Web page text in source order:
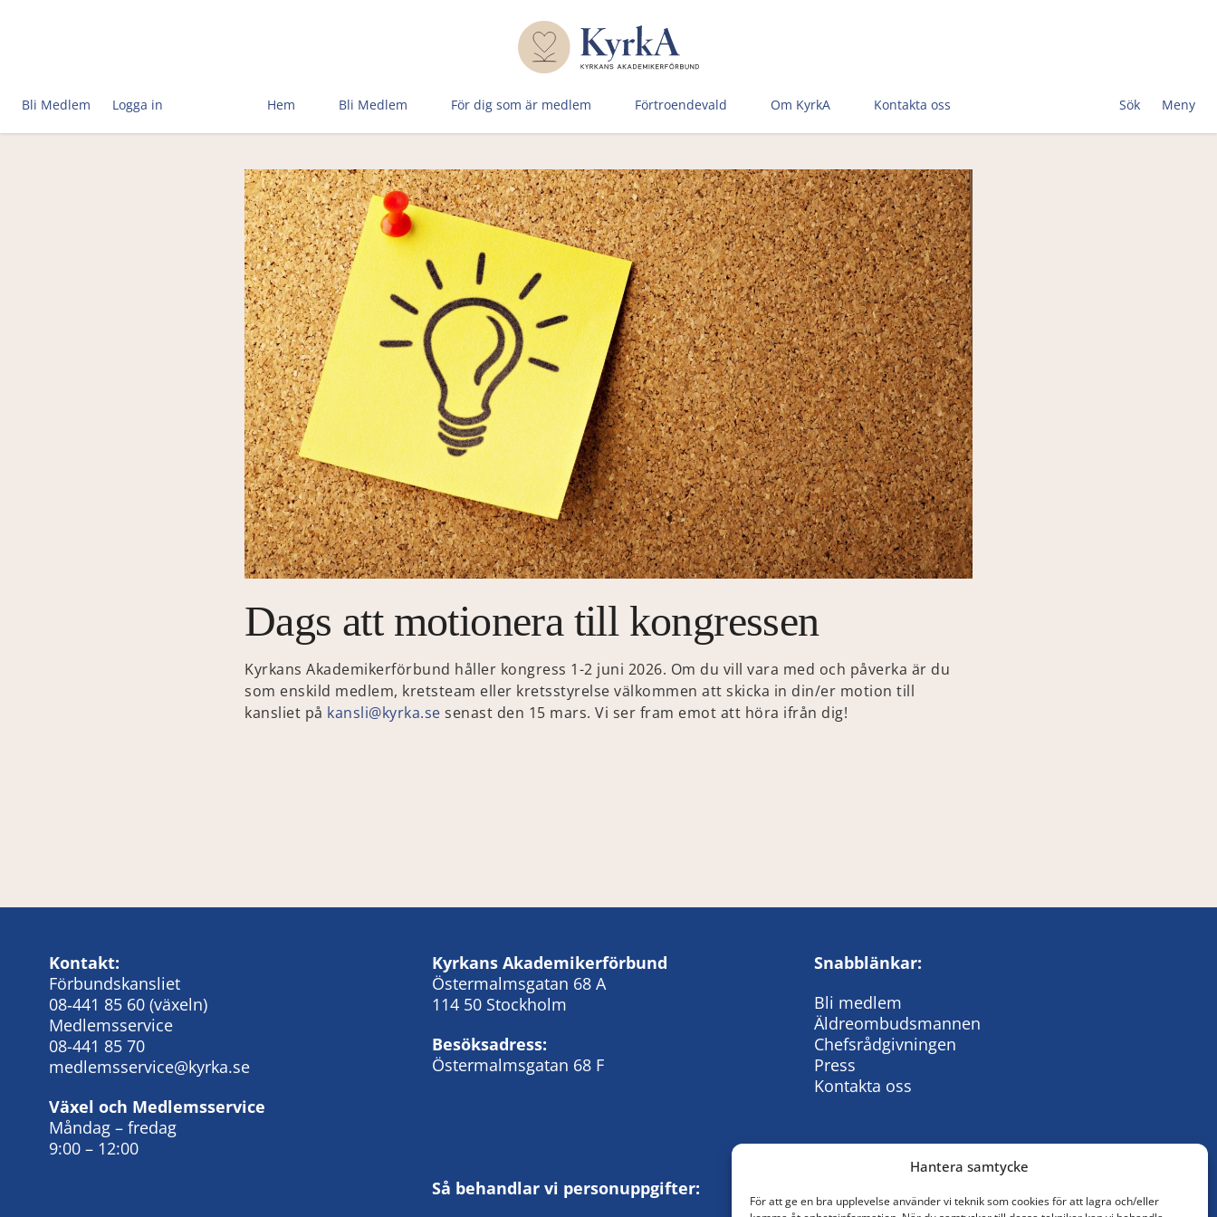
Hantera samtycke
För att ge en bra upplevelse använder vi teknik som cookies för att lagra och/eller
Bli Medlem Logga in Hem Bli Medlem För dig som är medlem Förtroen­devald Om KyrkA Kontakta oss Sök Meny
Dags att motionera till kongressen
Kyrkans Akademikerförbund håller kongress 1-2 juni 2026. Om du vill vara med och påverka är du
som enskild medlem, kretsteam eller kretsstyrelse välkommen att skicka in din/er motion till
kansliet på kansli@kyrka.se senast den 15 mars. Vi ser fram emot att höra ifrån dig!
Kontakt:
Förbundskansliet
08‑441 85 60 (växeln)
Medlemsservice
08-441 85 70
medlemsservice@kyrka.se
Växel och Medlemsservice
Måndag – fredag
9:00 – 12:00
Kyrkans Akademikerförbund
Östermalmsgatan 68 A
114 50 Stockholm
Besöksadress:
Östermalmsgatan 68 F
Snabblänkar:
Bli medlem
Äldreombudsmannen
Chefsrådgivningen
Press
Kontakta oss
Så behandlar vi personuppgifter: